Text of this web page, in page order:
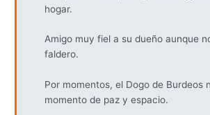
hogar.
Amigo muy fiel a su dueño aunque
faldero.
Por momentos, el Dogo de Burdeos
momento de paz y espacio.